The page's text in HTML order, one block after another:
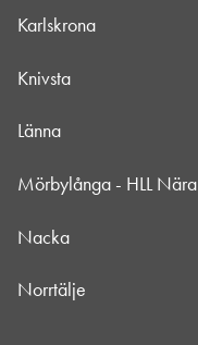
Karlskrona
Knivsta
Länna
Mörbylånga - HLL Nära
Nacka
Norrtälje